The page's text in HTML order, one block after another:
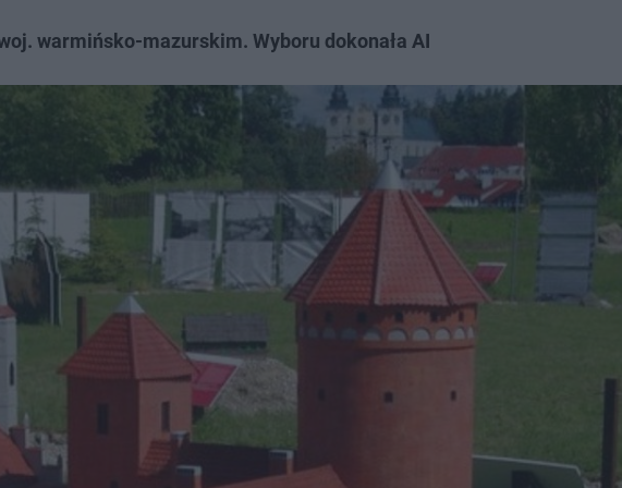
warmińsko-mazurskim. Wyboru dokonała AI